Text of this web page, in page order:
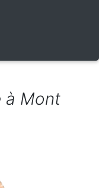
à Mont